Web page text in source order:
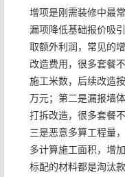
增项是刚需装修中最
漏项降低基础报价吸
取额外利润，常见的
改造费用，很多套餐
施工米数，后续改造
万元；第二是漏报墙
打拆改造，很多套餐
三是恶意多算工程量
多计算施工面积，增
标配的材料都是淘汰